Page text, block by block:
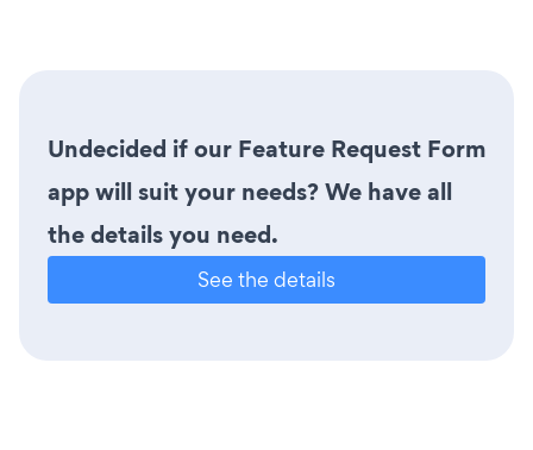
Undecided if our Feature Request Form
app will suit your needs? We have all
the details you need.
See the details